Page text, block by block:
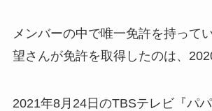
メンバーの中で唯一免許を持って
望さんが免許を取得したのは、
2021年8月24日のTBSテレビ『パパ